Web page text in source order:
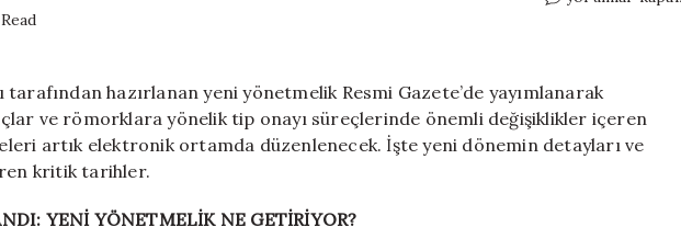
ettiremeyecek!
Resmi
Gazete’de
yayımlandı
tarafından hazırlanan yeni yönetmelik Resmi Gazete’de yayımlanarak
ve römorklara yönelik tip onayı süreçlerinde önemli değişiklikler içeren
artık elektronik ortamda düzenlenecek. İşte yeni dönemin detayları ve
kritik tarihler.
YENİ YÖNETMELİK NE GETİRİYOR?